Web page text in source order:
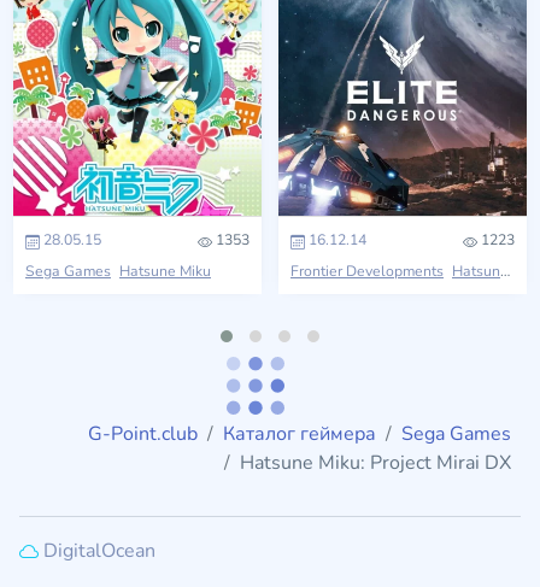
28.05.15
1353
Sega Games Hatsune Miku
16.12.14
1223
Frontier Developments Hatsune Miku
G-Point.club Каталог геймера
Sega Games
Hatsune Miku: Project Mirai DX
DigitalOcean